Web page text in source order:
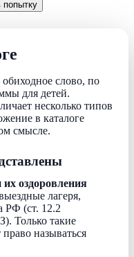
попытку
слово, по
для детей.
несколько типов
в каталоге
смысле.
оздоровления
лагеря,
РФ (ст. 12.2
Только такие
называться